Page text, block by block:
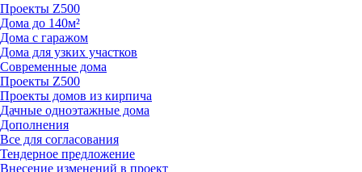
Проекты Z500
Дома до 140м²
Дома с гаражом
Дома для узких участков
Современные дома
Проекты Z500
Проекты домов из кирпича
Дачные одноэтажные дома
Дополнения
Все для согласования
Тендерное предложение
Внесение изменений в проект